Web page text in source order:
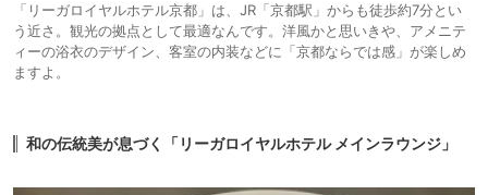
「リーガロイヤルホテル京都」は、JR「京都駅」からも徒歩約7分とい
う近さ。観光の拠点として最適なんです。洋風かと思いきや、アメニテ
ィーの浴衣のデザイン、客室の内装などに「京都ならでは感」が楽しめ
ますよ。
和の伝統美が息づく「リーガロイヤルホテル メインラウンジ」